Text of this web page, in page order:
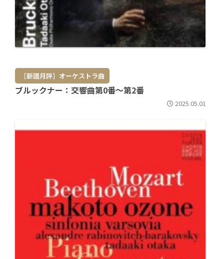
［新譜月評］オーケストラ曲
ブルックナー：交響曲第0番～第2番
2025.05.01